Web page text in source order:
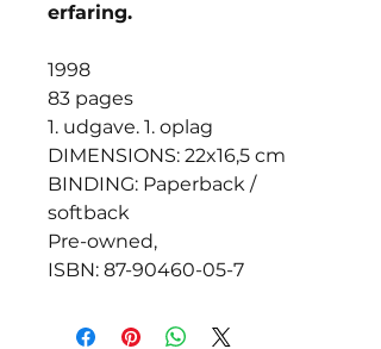
erfaring.
1998
83 pages
1. udgave. 1. oplag
DIMENSIONS: 22x16,5 cm
BINDING: Paperback /
softback
Pre-owned,
ISBN: 87-90460-05-7